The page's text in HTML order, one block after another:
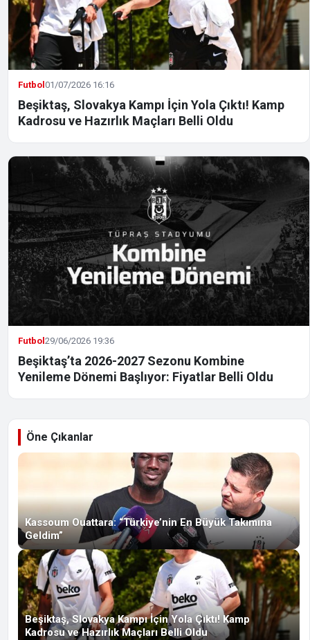
Futbol01/07/2026 16:16
Beşiktaş, Slovakya Kampı İçin Yola Çıktı! Kamp
Kadrosu ve Hazırlık Maçları Belli Oldu
Futbol29/06/2026 19:36
Beşiktaş’ta 2026-2027 Sezonu Kombine
Yenileme Dönemi Başlıyor: Fiyatlar Belli Oldu
Öne Çıkanlar
Kassoum Ouattara: “Türkiye’nin En Büyük Takımına
Geldim”
Beşiktaş, Slovakya Kampı İçin Yola Çıktı! Kamp
Kadrosu ve Hazırlık Maçları Belli Oldu